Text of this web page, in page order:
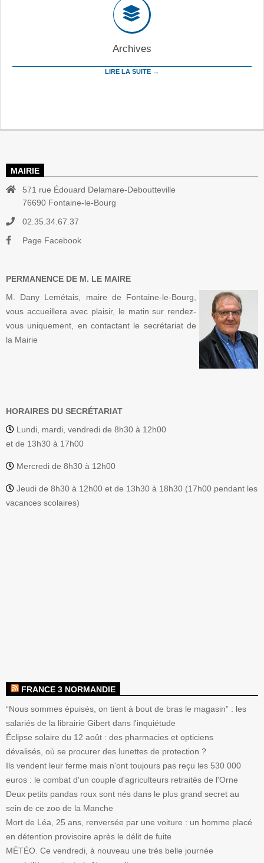
Archives
LIRE LA SUITE →
MAIRIE
571 rue Édouard Delamare-Deboutteville
76690 Fontaine-le-Bourg
02.35.34.67.37
Page Facebook
PERMANENCE DE M. LE MAIRE
M. Dany Lemétais, maire de Fontaine-le-Bourg,
vous accueillera avec plaisir, le matin sur rendez-
vous uniquement, en contactant le secrétariat de
la Mairie
HORAIRES DU SECRÉTARIAT
Lundi, mardi, vendredi de 8h30 à 12h00
et de 13h30 à 17h00
Mercredi de 8h30 à 12h00
Jeudi de 8h30 à 12h00 et de 13h30 à 18h30 (17h00 pendant les
vacances scolaires)
FRANCE 3 NORMANDIE
“Nous sommes épuisés, on tient à bout de bras le magasin” : les
salariés de la librairie Gibert dans l'inquiétude
Éclipse solaire du 12 août : des pharmacies et opticiens
dévalisés, où se procurer des lunettes de protection ?
Ils vendent leur ferme mais n'ont toujours pas reçu les 530 000
euros : le combat d'un couple d'agriculteurs retraités de l'Orne
Deux petits pandas roux sont nés dans le plus grand secret au
sein de ce zoo de la Manche
Mort de Léa, 25 ans, renversée par une voiture : un homme placé
en détention provisoire après le délit de fuite
MÉTÉO. Ce vendredi, à nouveau une très belle journée